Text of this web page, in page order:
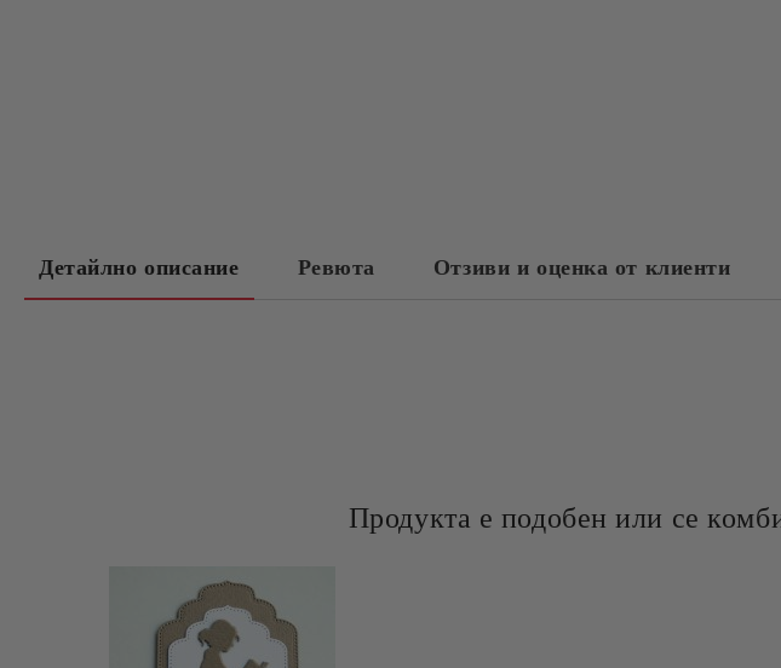
Детайлно описание Ревюта Отзиви и оценка от клиенти
Продукта е подобен или се